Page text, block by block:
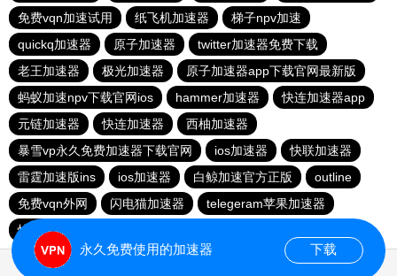
免费vqn加速试用
纸飞机加速器
梯子npv加速
quickq加速器
原子加速器
twitter加速器免费下载
老王加速器
极光加速器
原子加速器app下载官网最新版
蚂蚁加速npv下载官网ios
hammer加速器
快连加速器app
元链加速器
快连加速器
西柚加速器
暴雪vp永久免费加速器下载官网
ios加速器
快联加速器
雷霆加速版ins
ios加速器 白鲸加速官方正版
outline
免费vqn外网
闪电猫加速器
telegeram苹果加速器
快连lets加速器
永久免费使用的加速器 下载